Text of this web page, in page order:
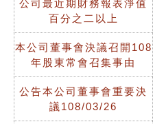
公司最近期財務報表淨值
百分之二以上
本公司董事會決議召開108
年股東常會召集事由
公告本公司董事會重要決
議108/03/26